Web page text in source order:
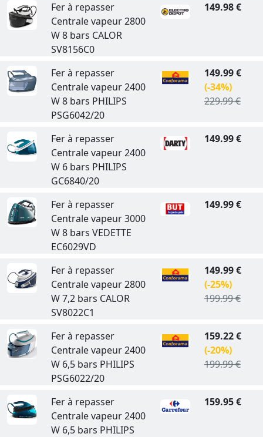
Fer à repasser
Centrale vapeur 2800
W 8 bars CALOR
SV8156C0
149.98 €
Fer à repasser
Centrale vapeur 2400
W 8 bars PHILIPS
PSG6042/20
149.99 €
(-34%)
229.99 €
Fer à repasser
Centrale vapeur 2400
W 6 bars PHILIPS
GC6840/20
149.99 €
Fer à repasser
Centrale vapeur 3000
W 8 bars VEDETTE
EC6029VD
149.99 €
Fer à repasser
Centrale vapeur 2800
W 7,2 bars CALOR
SV8022C1
149.99 €
(-25%)
199.99 €
Fer à repasser
Centrale vapeur 2400
W 6,5 bars PHILIPS
PSG6022/20
159.22 €
(-20%)
199.99 €
Fer à repasser
Centrale vapeur 2400
W 6,5 bars PHILIPS
159.95 €